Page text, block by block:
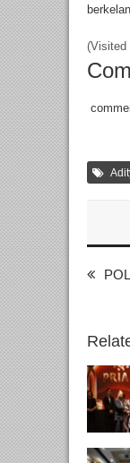
(Visited